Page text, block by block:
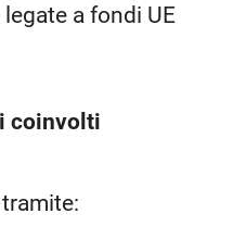
a fondi UE
coinvolti